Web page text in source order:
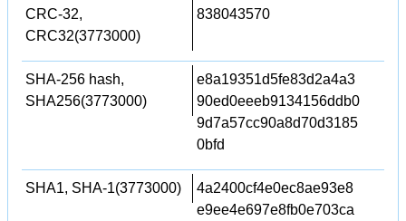
CRC-32,
CRC32(3773000)
838043570
SHA-256 hash,
SHA256(3773000)
e8a19351d5fe83d2a4a3
90ed0eeeb9134156ddb0
9d7a57cc90a8d70d3185
0bfd
SHA1, SHA-1(3773000)
4a2400cf4e0ec8ae93e8
e9ee4e697e8fb0e703ca